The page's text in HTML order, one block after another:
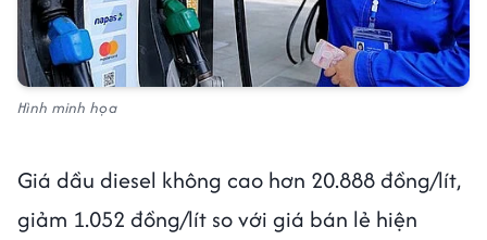
Hình minh họa
Giá dầu diesel không cao hơn 20.888 đồng/lít,
giảm 1.052 đồng/lít so với giá bán lẻ hiện